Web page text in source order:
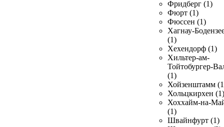
Фридберг (1)
Фюрт (1)
Фюссен (1)
Хагнау-
(1)
Хехендорф (1)
Хильтер-ам-
Тойтобургер-
(1)
Хойзенштамм
Хольцкирхен (1)
Хоххайм-на-
(1)
Швайнфурт (1)